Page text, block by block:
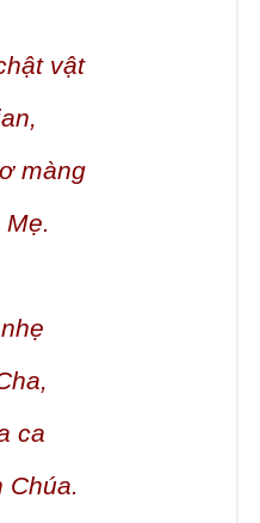
vật
màng
ca
Chúa.